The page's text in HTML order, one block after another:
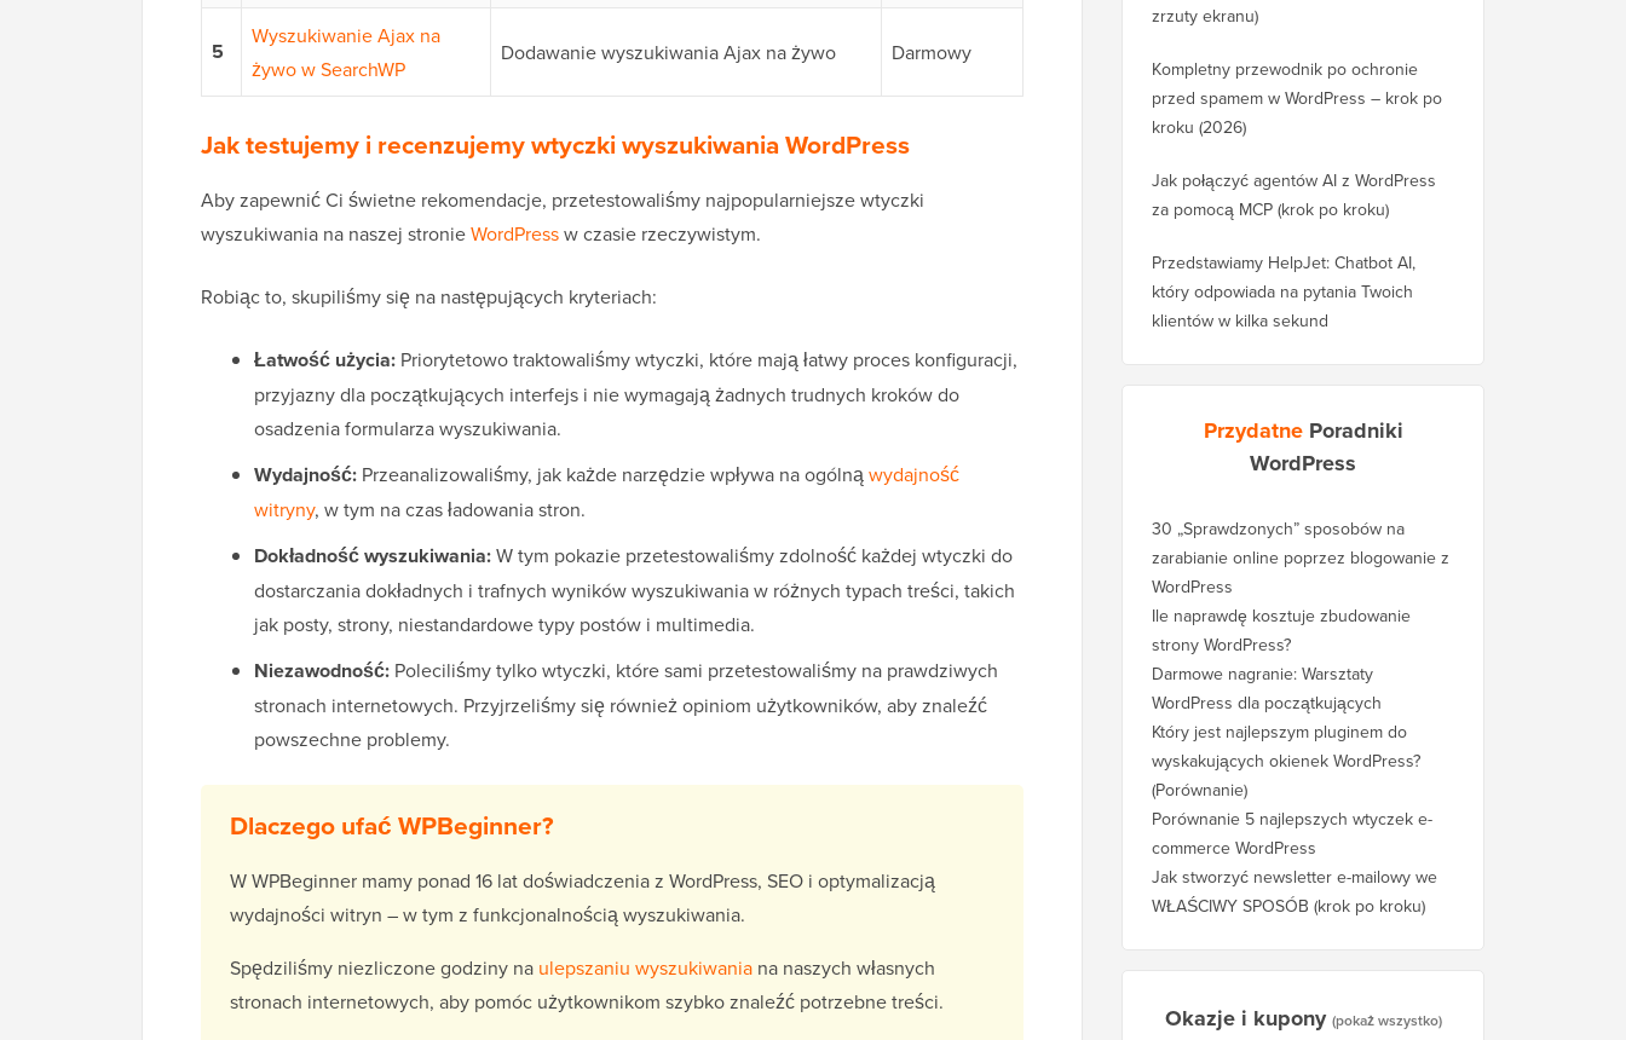
5
Wyszukiwanie Ajax na
żywo w SearchWP
Dodawanie wyszukiwania Ajax na żywo Darmowy
Jak testujemy i recenzujemy wtyczki wyszukiwania WordPress
Aby zapewnić Ci świetne rekomendacje, przetestowaliśmy najpopularniejsze wtyczki
wyszukiwania na naszej stronieWordPressw czasie rzeczywistym.
Robiąc to, skupiliśmy się na następujących kryteriach:
Łatwość użycia: Priorytetowo traktowaliśmy wtyczki, które mają łatwy proces konfiguracji,
przyjazny dla początkujących interfejs i nie wymagają żadnych trudnych kroków do
osadzenia formularza wyszukiwania.
Wydajność: Przeanalizowaliśmy, jak każde narzędzie wpływa na ogólnąwydajność
witryny, w tym na czas ładowania stron.
Dokładność wyszukiwania:W tym pokazie przetestowaliśmy zdolność każdej wtyczki do
dostarczania dokładnych i trafnych wyników wyszukiwania w różnych typach treści, takich
jak posty, strony, niestandardowe typy postów i multimedia.
Niezawodność: Poleciliśmy tylko wtyczki, które sami przetestowaliśmy na prawdziwych
stronach internetowych. Przyjrzeliśmy się również opiniom użytkowników, aby znaleźć
powszechne problemy.
Dlaczego ufać WPBeginner?
W WPBeginner mamy ponad 16 lat doświadczenia z WordPress, SEO i optymalizacją
wydajności witryn – w tym z funkcjonalnością wyszukiwania.
Spędziliśmy niezliczone godziny na ulepszaniu wyszukiwania na naszych własnych
stronach internetowych, aby pomóc użytkownikom szybko znaleźć potrzebne treści.
zrzuty ekranu)
Kompletny przewodnik po ochronie
przed spamem w WordPress – krok po
kroku (2026)
Jak połączyć agentów AI z WordPress
za pomocą MCP (krok po kroku)
Przedstawiamy HelpJet: Chatbot AI,
który odpowiada na pytania Twoich
klientów w kilka sekund
Przydatne Poradniki
WordPress
30 „Sprawdzonych” sposobów na
zarabianie online poprzez blogowanie z
WordPress
Ile naprawdę kosztuje zbudowanie
strony WordPress?
Darmowe nagranie: Warsztaty
WordPress dla początkujących
Który jest najlepszym pluginem do
wyskakujących okienek WordPress?
(Porównanie)
Porównanie 5 najlepszych wtyczek e-
commerce WordPress
Jak stworzyć newsletter e-mailowy we
WŁAŚCIWY SPOSÓB (krok po kroku)
Okazje i kupony (pokaż wszystko)